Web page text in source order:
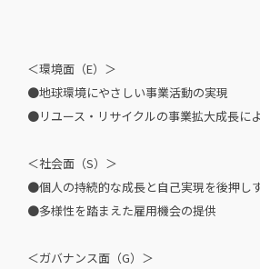
＜環境面（E）＞
●地球環境にやさしい事業活動の実現
●リユース・リサイクルの事業拡大成長に
＜社会面（S）＞
●個人の持続的な成長と自己実現を後押し
●多様性を踏まえた雇用機会の提供
＜ガバナンス面（G）＞